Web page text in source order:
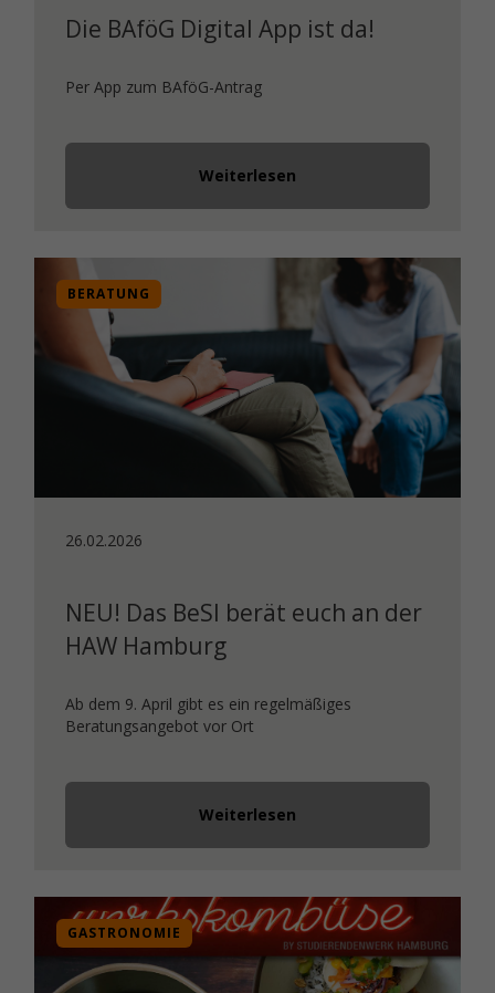
Die BAföG Digital App ist da!
Per App zum BAföG-Antrag
Weiterlesen
BERATUNG
26.02.2026
NEU! Das BeSI berät euch an der
HAW Hamburg
Ab dem 9. April gibt es ein regelmäßiges
Beratungsangebot vor Ort
Weiterlesen
GASTRONOMIE